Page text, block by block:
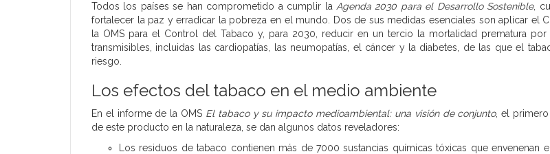
Todos los países se han comprometido a cumplir la Agenda 2030 para el Desarrollo Sostenible,
fortalecer la paz y erradicar la pobreza en el mundo. Dos de sus medidas esenciales son aplicar el
la OMS para el Control del Tabaco y, para 2030, reducir en un tercio la mortalidad prematura por
transmisibles, incluidas las cardiopatías, las neumopatías, el cáncer y la diabetes, de las que el
riesgo.
Los efectos del tabaco en el medio ambiente
En el informe de la OMS El tabaco y su impacto medioambiental: una visión de conjunto, el
de este producto en la naturaleza, se dan algunos datos reveladores:
Los residuos de tabaco contienen más de 7000 sustancias químicas tóxicas que envenenan